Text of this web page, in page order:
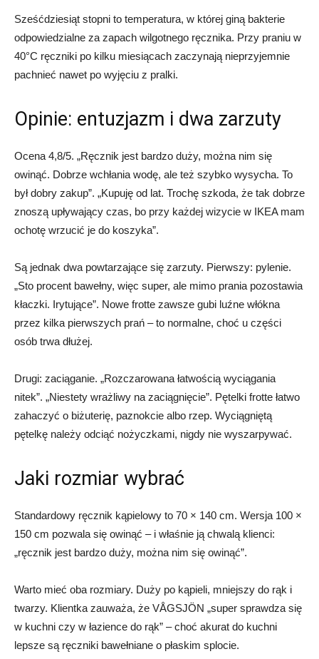
Sześćdziesiąt stopni to temperatura, w której giną bakterie
odpowiedzialne za zapach wilgotnego ręcznika. Przy praniu w
40°C ręczniki po kilku miesiącach zaczynają nieprzyjemnie
pachnieć nawet po wyjęciu z pralki.
Opinie: entuzjazm i dwa zarzuty
Ocena 4,8/5. „Ręcznik jest bardzo duży, można nim się
owinąć. Dobrze wchłania wodę, ale też szybko wysycha. To
był dobry zakup”. „Kupuję od lat. Trochę szkoda, że tak dobrze
znoszą upływający czas, bo przy każdej wizycie w IKEA mam
ochotę wrzucić je do koszyka”.
Są jednak dwa powtarzające się zarzuty. Pierwszy: pylenie.
„Sto procent bawełny, więc super, ale mimo prania pozostawia
kłaczki. Irytujące”. Nowe frotte zawsze gubi luźne włókna
przez kilka pierwszych prań – to normalne, choć u części
osób trwa dłużej.
Drugi: zaciąganie. „Rozczarowana łatwością wyciągania
nitek”. „Niestety wrażliwy na zaciągnięcie”. Pętelki frotte łatwo
zahaczyć o biżuterię, paznokcie albo rzep. Wyciągniętą
pętelkę należy odciąć nożyczkami, nigdy nie wyszarpywać.
Jaki rozmiar wybrać
Standardowy ręcznik kąpielowy to 70 × 140 cm. Wersja 100 ×
150 cm pozwala się owinąć – i właśnie ją chwalą klienci:
„ręcznik jest bardzo duży, można nim się owinąć”.
Warto mieć oba rozmiary. Duży po kąpieli, mniejszy do rąk i
twarzy. Klientka zauważa, że VÅGSJÖN „super sprawdza się
w kuchni czy w łazience do rąk” – choć akurat do kuchni
lepsze są ręczniki bawełniane o płaskim splocie.